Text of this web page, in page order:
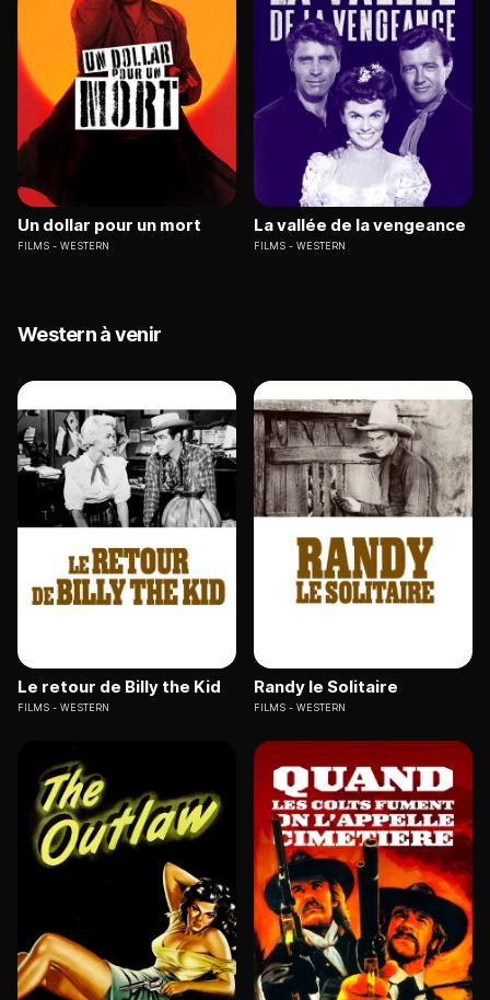
Un dollar pour un mort
FILMS WESTERN
La vallée de la vengeance
FILMS WESTERN
Western à venir
Le retour de Billy the Kid
FILMS WESTERN
Randy le Solitaire
FILMS WESTERN